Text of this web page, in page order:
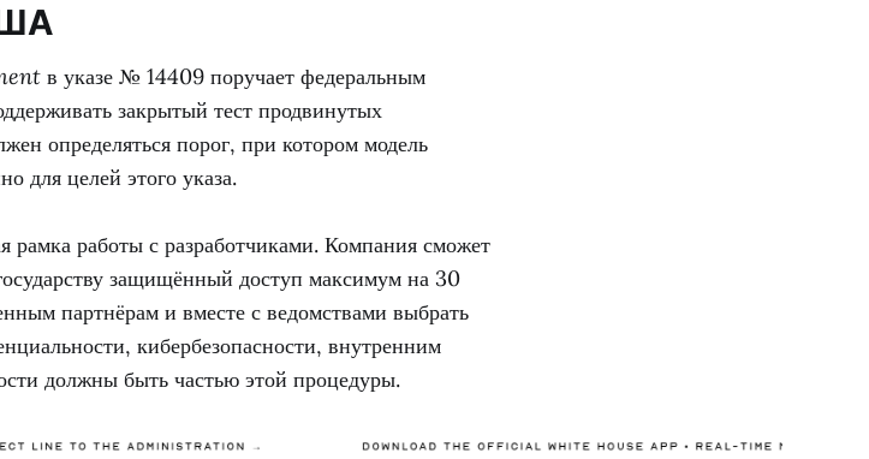
в указе № 14409 поручает федеральным
закрытый тест продвинутых
определяться порог, при котором модель
для целей этого указа.
рамка работы с разработчиками. Компания сможет
защищённый доступ максимум на 30
партнёрам и вместе с ведомствами выбрать
кибербезопасности, внутренним
должны быть частью этой процедуры.